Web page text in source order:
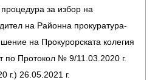
за избор на
на Районна прокуратура-
на Прокурорската колегия
по Протокол № 9/11.03.2020 г.
г.) 26.05.2021 г.